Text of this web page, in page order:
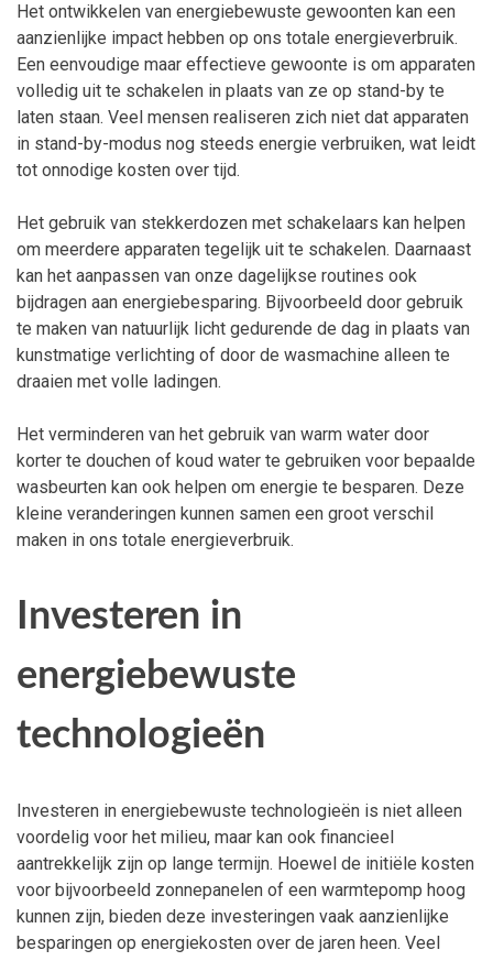
Het ontwikkelen van energiebewuste gewoonten kan een
aanzienlijke impact hebben op ons totale energieverbruik.
Een eenvoudige maar effectieve gewoonte is om apparaten
volledig uit te schakelen in plaats van ze op stand-by te
laten staan. Veel mensen realiseren zich niet dat apparaten
in stand-by-modus nog steeds energie verbruiken, wat leidt
tot onnodige kosten over tijd.
Het gebruik van stekkerdozen met schakelaars kan helpen
om meerdere apparaten tegelijk uit te schakelen. Daarnaast
kan het aanpassen van onze dagelijkse routines ook
bijdragen aan energiebesparing. Bijvoorbeeld door gebruik
te maken van natuurlijk licht gedurende de dag in plaats van
kunstmatige verlichting of door de wasmachine alleen te
draaien met volle ladingen.
Het verminderen van het gebruik van warm water door
korter te douchen of koud water te gebruiken voor bepaalde
wasbeurten kan ook helpen om energie te besparen. Deze
kleine veranderingen kunnen samen een groot verschil
maken in ons totale energieverbruik.
Investeren in
energiebewuste
technologieën
Investeren in energiebewuste technologieën is niet alleen
voordelig voor het milieu, maar kan ook financieel
aantrekkelijk zijn op lange termijn. Hoewel de initiële kosten
voor bijvoorbeeld zonnepanelen of een warmtepomp hoog
kunnen zijn, bieden deze investeringen vaak aanzienlijke
besparingen op energiekosten over de jaren heen. Veel